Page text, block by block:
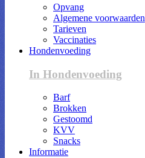
Opvang
Algemene voorwaarden
Tarieven
Vaccinaties
Hondenvoeding
In Hondenvoeding
Barf
Brokken
Gestoomd
KVV
Snacks
Informatie